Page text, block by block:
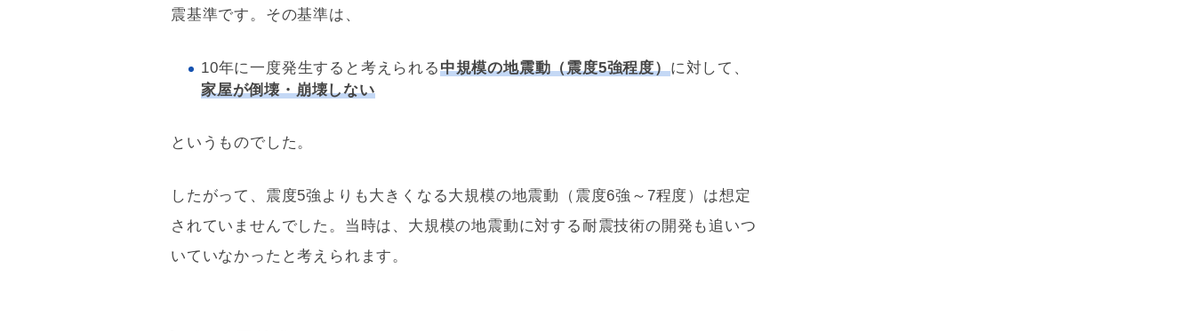
震基準です。その基準は、
10年に一度発生すると考えられる中規模の地震動（震度5強程度）に対して、
家屋が倒壊・崩壊しない
というものでした。
したがって、震度5強よりも大きくなる大規模の地震動（震度6強～7程度）は想定
されていませんでした。当時は、大規模の地震動に対する 耐震技術の開発も追いつ
いていなかったと考えられます。